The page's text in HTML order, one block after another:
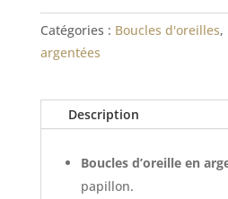
Catégories : Boucles d'oreilles,
argentées
Description
Boucles d’oreille en
papillon.